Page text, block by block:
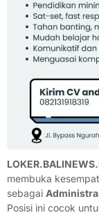
membuka
sebagai
Posisi ini cocok